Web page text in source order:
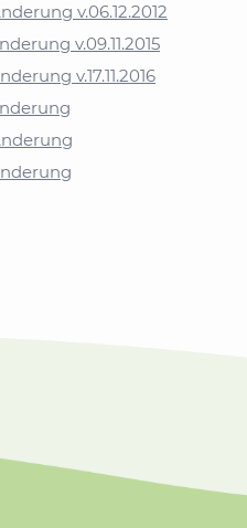
v.06.12.2012
v.09.11.2015
v.17.11.2016